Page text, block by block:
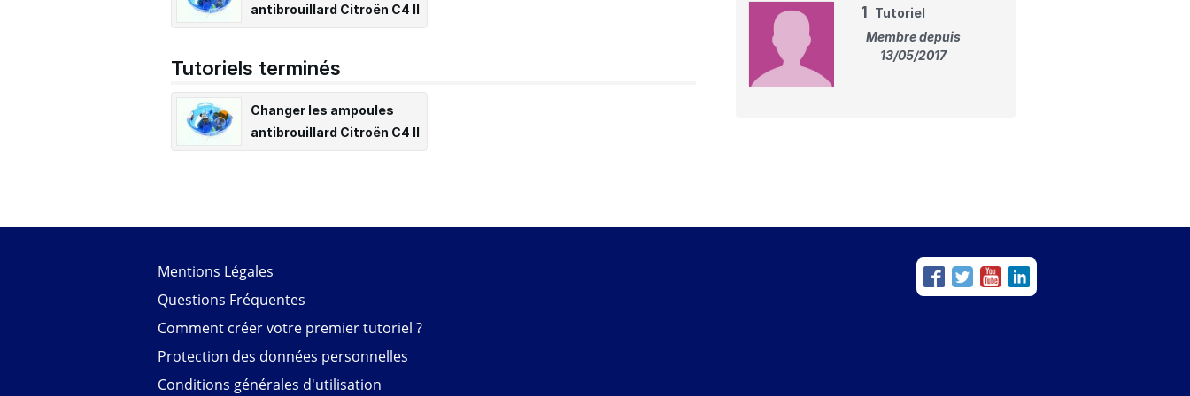
1
Tutoriel
Membre depuis
13/05/2017
antibrouillard Citroën C4 II
Tutoriels terminés
Changer les ampoules
antibrouillard Citroën C4 II
Mentions Légales
Questions Fréquentes
Comment créer votre premier tutoriel ?
Protection des données personnelles
Conditions générales d'utilisation